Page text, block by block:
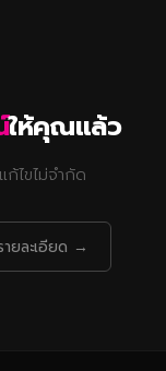
ให้คุณแล้ว
ไขไม่จำกัด
ยละเอียด →